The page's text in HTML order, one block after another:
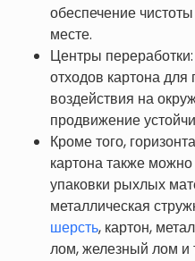
обеспечение
месте.
Центры
отходов картона
воздействия на
продвижение
Кроме того,
картона также
упаковки рыхлых
металлическая
шерсть, картон,
лом, железный лом и